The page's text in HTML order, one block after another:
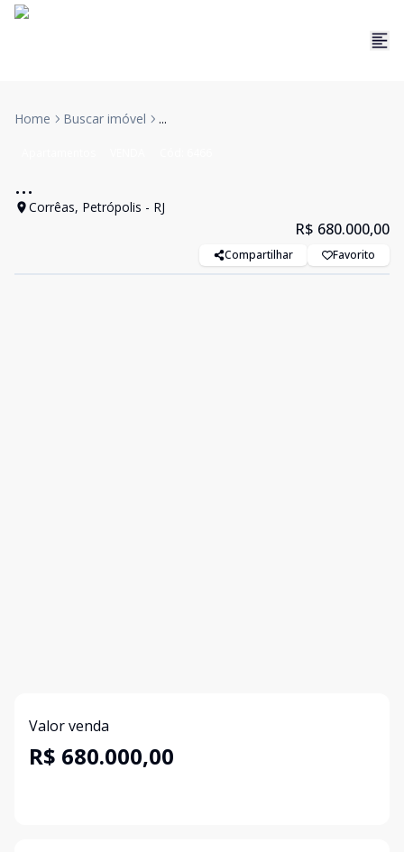
Home Buscar imóvel ...
...
Corrêas, Petrópolis - RJ
R$ 680.000,00
Compartilhar Favorito
Valor venda
R$ 680.000,00